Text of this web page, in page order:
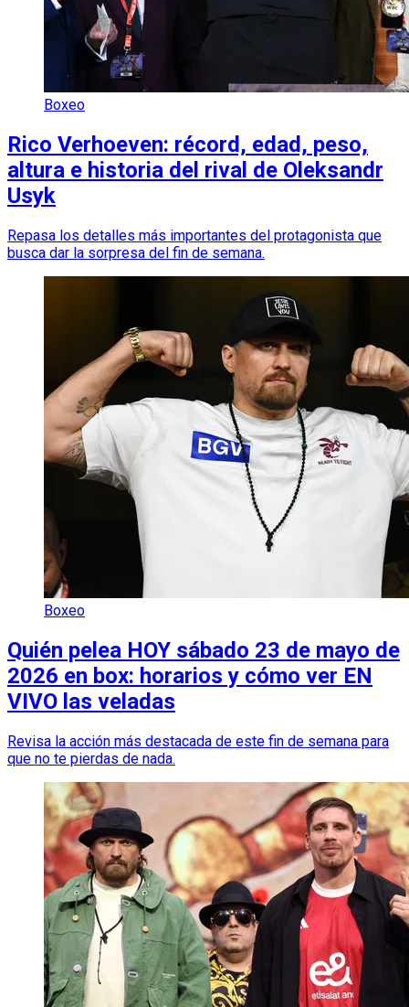
Boxeo
Rico Verhoeven: récord, edad, peso,
altura e historia del rival de Oleksandr
Usyk
Repasa los detalles más importantes del protagonista que
busca dar la sorpresa del fin de semana.
Boxeo
Quién pelea HOY sábado 23 de mayo de
2026 en box: horarios y cómo ver EN
VIVO las veladas
Revisa la acción más destacada de este fin de semana para
que no te pierdas de nada.